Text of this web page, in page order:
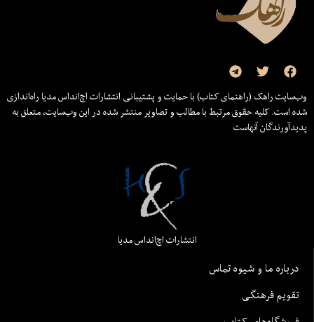
وب‌سایت راهک (راهنمای کتاب) با حمایت و پشتیبانی انتشارات اچ‌اند‌اس مدیا راه‌اندازی
شده است. کلیه حقوق مرتبط با مطالب و تصاویر منتشر شده در این وب‌سایت، متعلق به
پدیدآورندگان آنهاست
انتشارات اچ‌اند‌اس مدیا
درباره ما و شیوه تماس
تقویم فرهنگی